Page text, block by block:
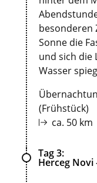
besonderen
Sonne die
und sich die
Wasser
(Frühstück)
ca. 50 km
Tag 3
Herceg